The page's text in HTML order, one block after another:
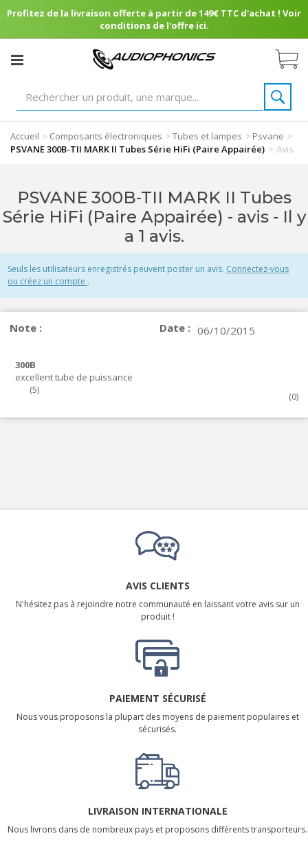
Profitez de la livraison offerte à partir de 149€ TTC d'achat ! Voir
conditions de l'offre ici.
Accueil > Composants électroniques >Tubes et lampes > Psvane >
PSVANE 300B-TII MARK II Tubes Série HiFi (Paire Appairée) > Avis
PSVANE 300B-TII MARK II Tubes
Série HiFi (Paire Appairée) - avis - Il y
a 1 avis.
Seuls les utilisateurs enregistrés peuvent poster un avis. Connectez-vous
ou créez un compte .
Note : Date : 06/10/2015
300B
excellent tube de puissance
(5)
(0)
AVIS CLIENTS
N'hésitez pas à rejoindre notre communauté en laissant votre avis sur un
produit !
PAIEMENT SÉCURISÉ
Nous vous proposons la plupart des moyens de paiement populaires et
sécurisés.
LIVRAISON INTERNATIONALE
Nous livrons dans de nombreux pays et proposons différents transporteurs.